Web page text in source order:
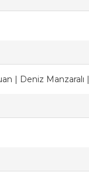
| Deniz Manzaralı |